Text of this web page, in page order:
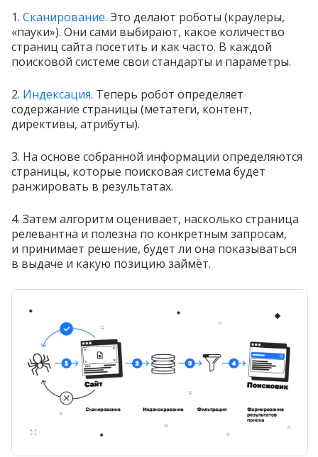
1. Сканирование. Это делают роботы (краулеры,
«пауки»). Они сами выбирают, какое количество
страниц сайта посетить и как часто. В каждой
поисковой системе свои стандарты и параметры.
2. Индексация. Теперь робот определяет
содержание страницы (метатеги, контент,
директивы, атрибуты).
3. На основе собранной информации определяются
страницы, которые поисковая система будет
ранжировать в результатах.
4. Затем алгоритм оценивает, насколько страница
релевантна и полезна по конкретным запросам,
и принимает решение, будет ли она показываться
в выдаче и какую позицию займёт.